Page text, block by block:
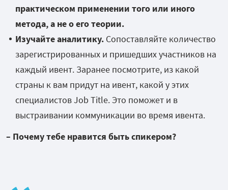
практическом применении того или иного
метода, а не о его теории.
Изучайте аналитику. Сопоставляйте количество
зарегистрированных и пришедших участников на
каждый ивент. Заранее посмотрите, из какой
страны к вам придут на ивент, какой у этих
специалистов Job Title. Это поможет и в
выстраивании коммуникации во время ивента.
– Почему тебе нравится быть спикером?